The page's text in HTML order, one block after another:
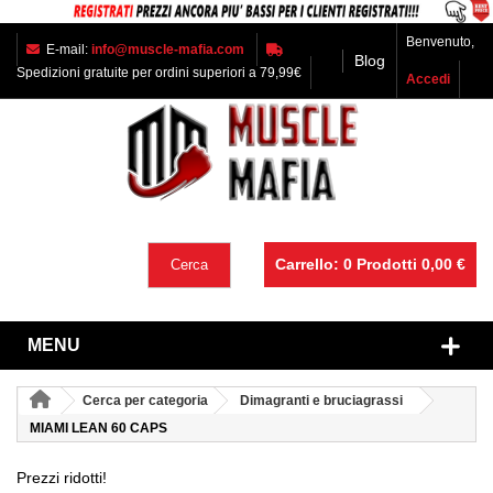
E-mail: info@muscle-mafia.com
Spedizioni gratuite per ordini superiori a 79,99€
Blog
Benvenuto,
Accedi
Carrello: 0 Prodotti 0,00 €
Cerca
MENU
Cerca per categoria
Dimagranti e bruciagrassi
MIAMI LEAN 60 CAPS
Prezzi ridotti!